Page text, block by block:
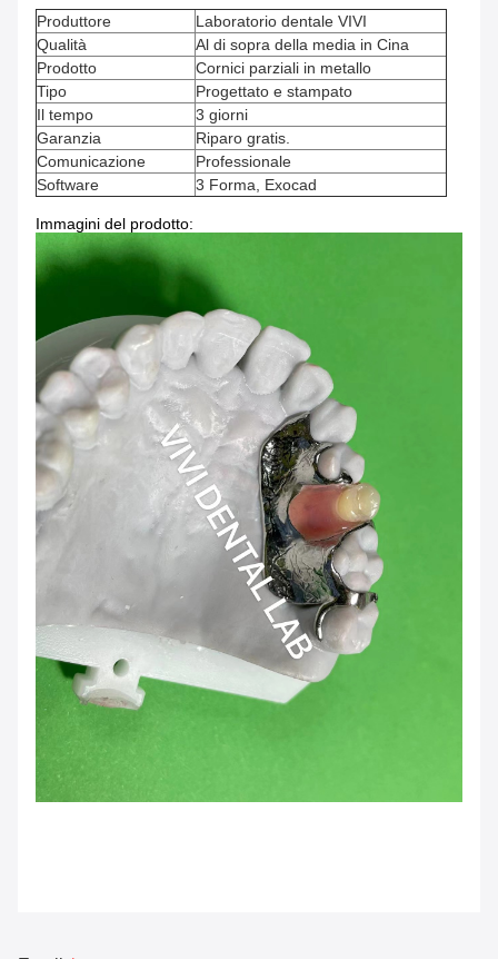
Produttore
Laboratorio dentale VIVI
Qualità
Al di sopra della media in Cina
Prodotto
Cornici parziali in metallo
Tipo
Progettato e stampato
Il tempo
3 giorni
Garanzia
Riparo gratis.
Comunicazione
Professionale
Software
3 Forma, Exocad
Immagini del prodotto: